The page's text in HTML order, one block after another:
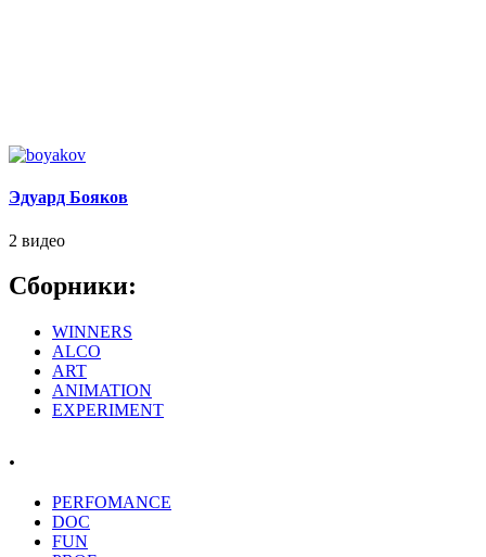
Эдуард Бояков
2 видео
Сборники:
WINNERS
ALCO
ART
ANIMATION
EXPERIMENT
.
PERFOMANCE
DOC
FUN